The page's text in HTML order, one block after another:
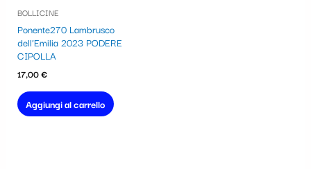
BOLLICINE
Ponente270 Lambrusco
dell’Emilia 2023 PODERE
CIPOLLA
17,00€
Aggiungi al carrello